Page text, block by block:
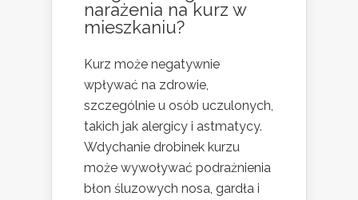
narażenia na kurz w
mieszkaniu?
Kurz może negatywnie
wpływać na zdrowie,
szczególnie u osób uczulonych,
takich jak alergicy i astmatycy.
Wdychanie drobinek kurzu
może wywoływać podrażnienia
błon śluzowych nosa, gardła i